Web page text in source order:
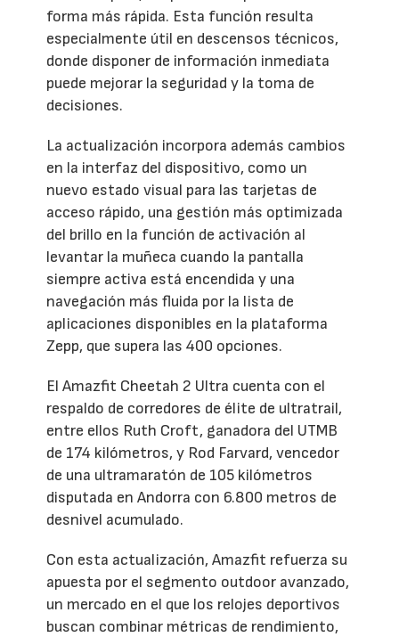
forma más rápida. Esta función resulta
especialmente útil en descensos técnicos,
donde disponer de información inmediata
puede mejorar la seguridad y la toma de
decisiones.
La actualización incorpora además cambios
en la interfaz del dispositivo, como un
nuevo estado visual para las tarjetas de
acceso rápido, una gestión más optimizada
del brillo en la función de activación al
levantar la muñeca cuando la pantalla
siempre activa está encendida y una
navegación más fluida por la lista de
aplicaciones disponibles en la plataforma
Zepp, que supera las 400 opciones.
El Amazfit Cheetah 2 Ultra cuenta con el
respaldo de corredores de élite de ultratrail,
entre ellos Ruth Croft, ganadora del UTMB
de 174 kilómetros, y Rod Farvard, vencedor
de una ultramaratón de 105 kilómetros
disputada en Andorra con 6.800 metros de
desnivel acumulado.
Con esta actualización, Amazfit refuerza su
apuesta por el segmento outdoor avanzado,
un mercado en el que los relojes deportivos
buscan combinar métricas de rendimiento,